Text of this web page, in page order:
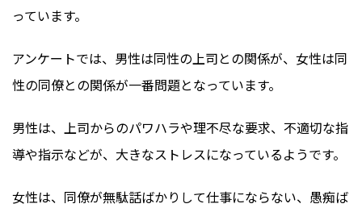
っています。
アンケートでは、男性は同性の上司との関係が、女性は同
性の同僚との関係が一番問題となっています。
男性は、上司からのパワハラや理不尽な要求、不適切な指
導や指示などが、大きなストレスになっているようです。
女性は、同僚が無駄話ばかりして仕事にならない、愚痴ば